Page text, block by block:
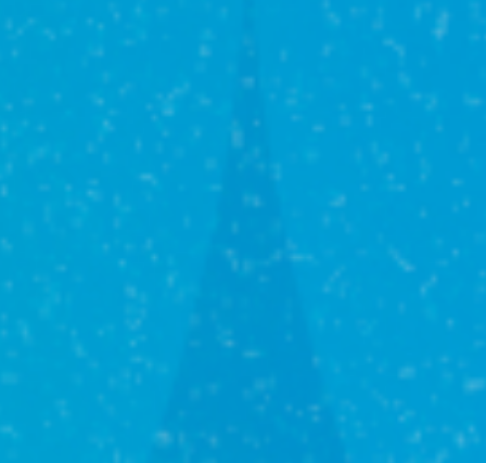
Ипотека и
кредитование